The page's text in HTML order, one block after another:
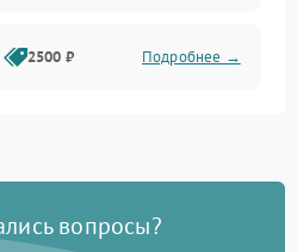
2500 ₽ Подробнее →
2200 ₽ Подробнее →
вопросы?